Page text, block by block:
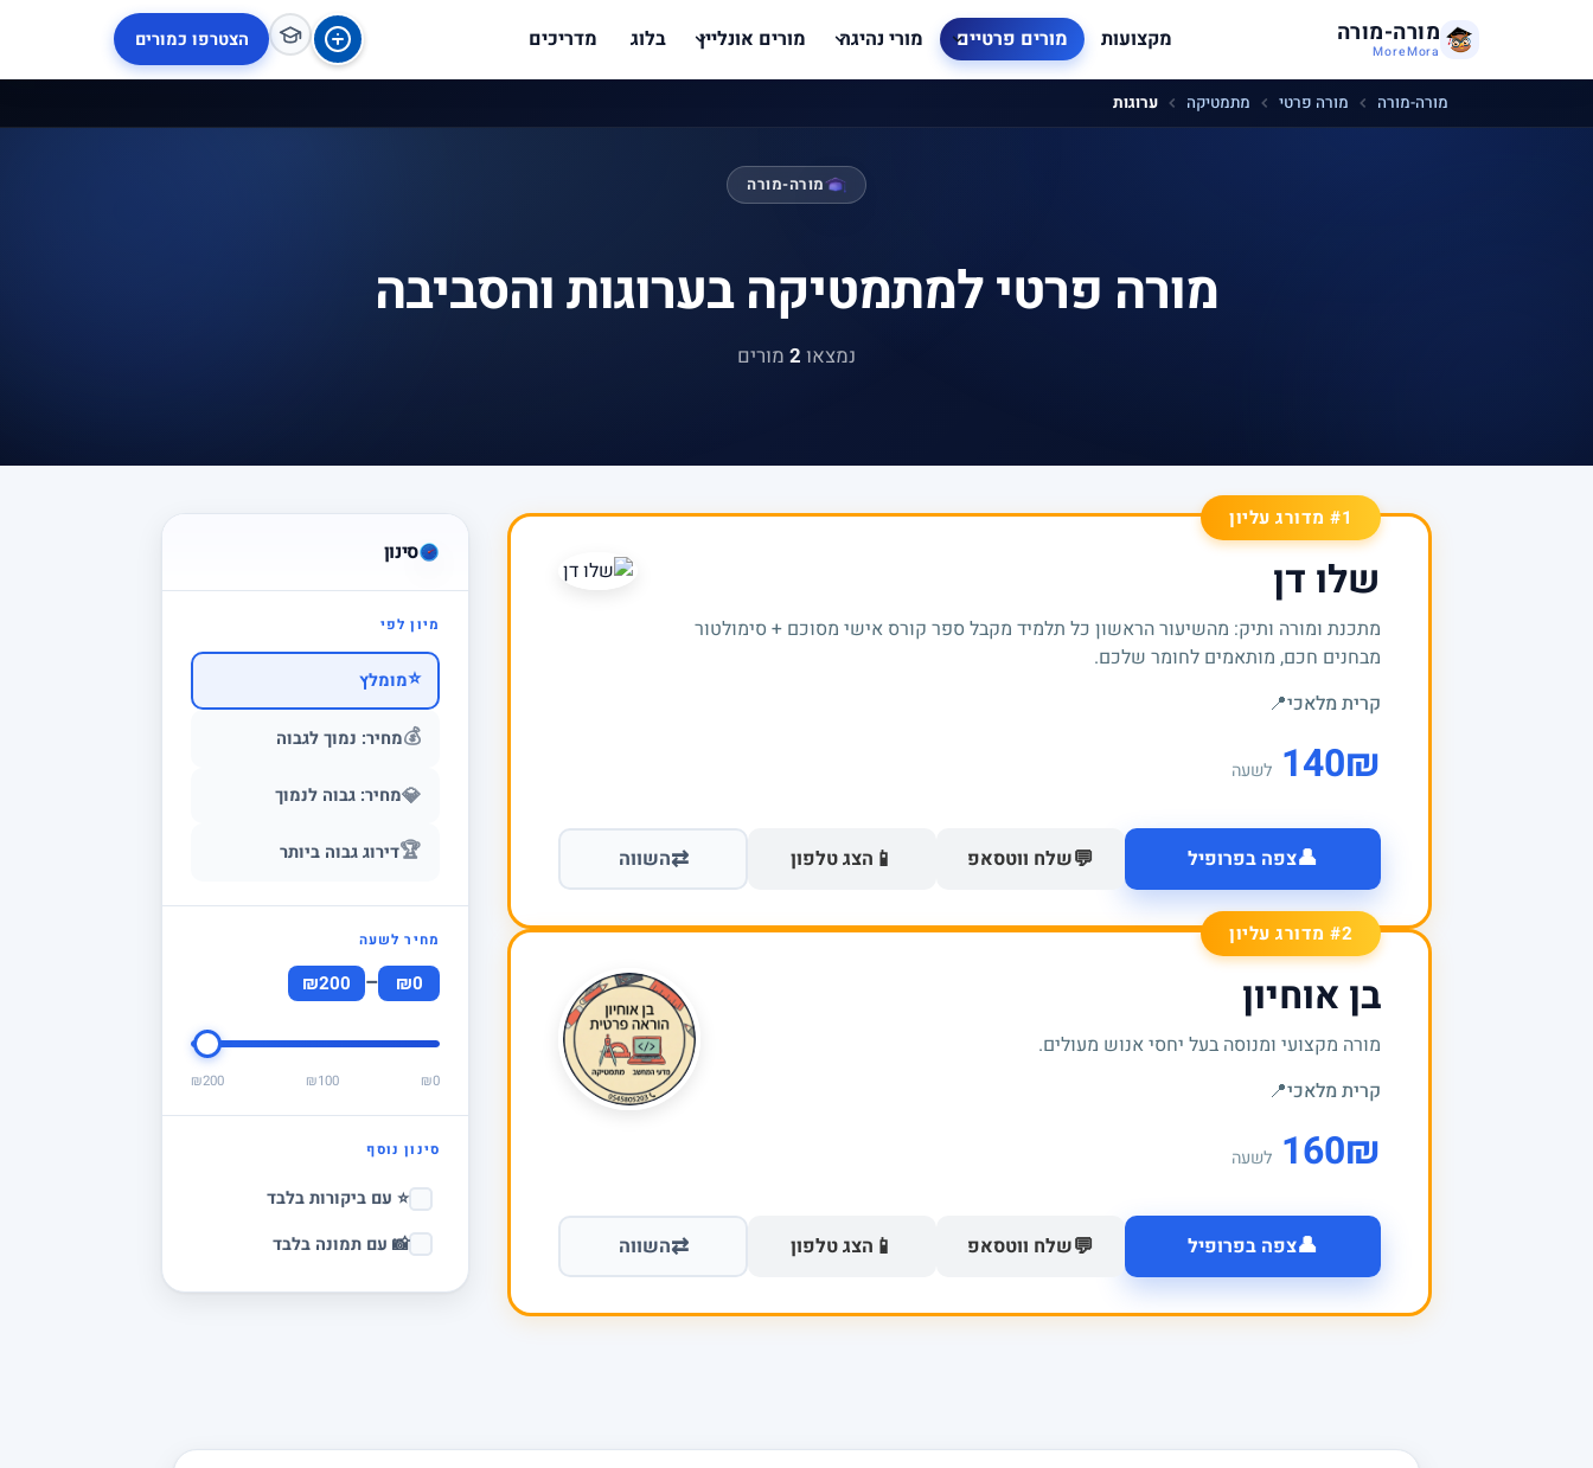
מורה-מורה
MoreMora מקצועות מורים פרטיים מורי נהיגה מורים אונליין בלוג מדריכים הצטרפו כמורים
מורה-מורה מורה פרטי מתמטיקה ערוגות
מורה-מורה
מורה פרטי למתמטיקה בערוגות והסביבה
נמצאו 2 מורים
סינון
מיון לפי
⭐מומלץ
💰מחיר: נמוך לגבוה
💎מחיר: גבוה לנמוך
🏆דירוג גבוה ביותר
מחיר לשעה
₪0
–
₪200
₪0
₪100
₪200
סינון נוסף
⭐ עם ביקורות בלבד
📸 עם תמונה בלבד
#1 מדורג עליון
שלו דן
מתכנת ומורה ותיק: מהשיעור הראשון כל תלמיד מקבל ספר קורס אישי מסוכם + סימולטור
מבחנים חכם, מותאמים לחומר שלכם.
קרית מלאכי📍
₪
140 לשעה
👤צפה בפרופיל 💬שלח ווטסאפ 📱 הצג טלפון ⇄השווה
#2 מדורג עליון
בן אוחיון
מורה מקצועי ומנוסה בעל יחסי אנוש מעולים.
קרית מלאכי📍
₪
160 לשעה
👤צפה בפרופיל 💬שלח ווטסאפ 📱 הצג טלפון ⇄השווה